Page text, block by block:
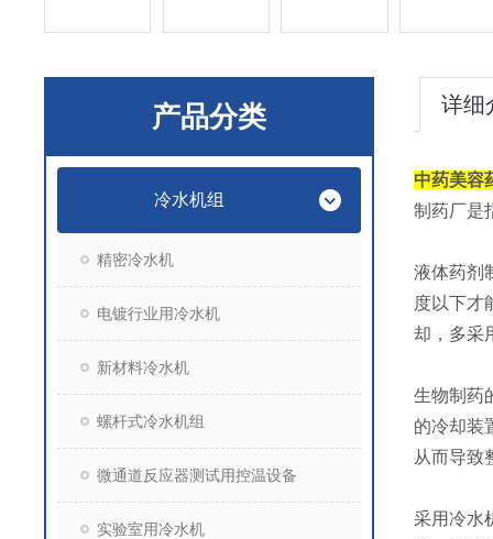
产品分类
冷水机组
精密冷水机
电镀行业用冷水机
新材料冷水机
螺杆式冷水机组
微通道反应器测试用控温设备
实验室用冷水机
详细
中药美容
制药厂是
液体药剂
度以下才
却，多采
生物制药
的冷却装
从而导致
采用冷水